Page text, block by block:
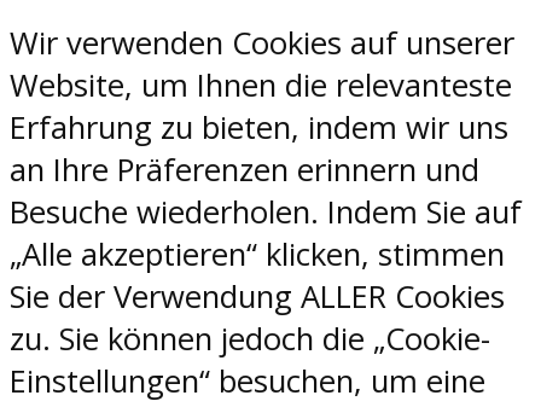
Wir verwenden Cookies auf unserer
Website, um Ihnen die relevanteste
Erfahrung zu bieten, indem wir uns
an Ihre Präferenzen erinnern und
Besuche wiederholen. Indem Sie auf
„Alle akzeptieren“ klicken, stimmen
Sie der Verwendung ALLER Cookies
zu. Sie können jedoch die „Cookie-
Einstellungen“ besuchen, um eine